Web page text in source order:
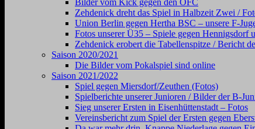
Bilder vom Kick gegen den OFC
Zehdenick dreht das Spiel in Halbzeit Zwei /
Union Berlin gegen Hertha BSC – unsere F-
Fotos unserer Ü35 – Spiele gegen Hennigsdorf
Zehdenick erobert die Tabellenspitze / Bericht
Saison 2020/2021
Die Bilder vom Pokalspiel sind online
Saison 2021/2022
Spiel gegen Miersdorf/Zeuthen (Fotos)
Spielberichte unserer Junioren / Bilder der B-
Sieg unserer Ersten in Eisenhüttenstadt – Fotos
Vereinsbericht zum Spiel der Ersten gegen